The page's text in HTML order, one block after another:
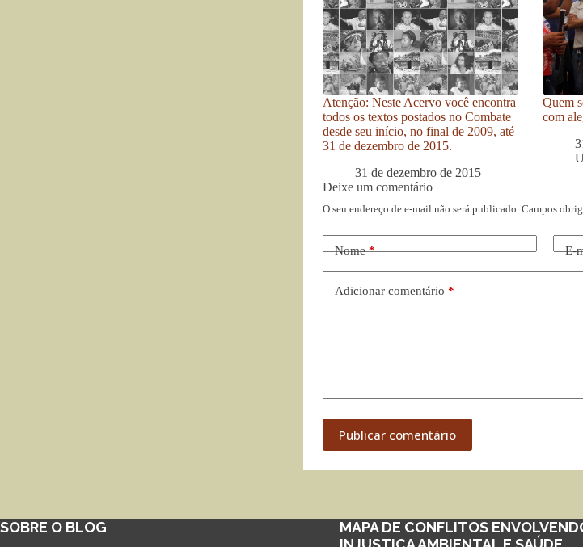
Atenção: Neste Acervo você encontra
todos os textos postados no Combate
desde seu início, no final de 2009, até
31 de dezembro de 2015.
31 de dezembro de 2015
Quem
com
Deixe um comentário
O seu endereço de e-mail não será publicado. Campos
Nome* E-
Adicionar comentário *
Publicar comentário
SOBRE O BLOG
MAPA DE CONFLITOS